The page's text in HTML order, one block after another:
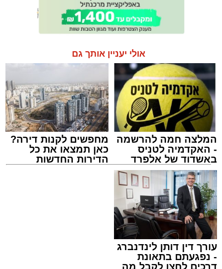
אולי יעניין אותך גם
המלצה חמה להרשמה
- האקדמיה לטניס
באשדוד של אלפרד
קריאולנסקי - לילדים
מחפשים לקנות דירה?
כאן תמצאו את כל
הדירות החדשות
עורך דין דותן לינדנברג
- נפגעתם בתאונת
דרכים לחצו לקבל מה